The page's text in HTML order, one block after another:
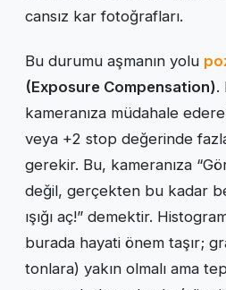
cansız kar fotoğrafları.
Bu durumu aşmanın yolu
(Exposure Compensation).
kameranıza müdahale
veya +2 stop değerinde
gerekir. Bu, kameranıza
değil, gerçekten bu kadar
ışığı aç!” demektir.
burada hayati önem taşır;
tonlara) yakın olmalı ama